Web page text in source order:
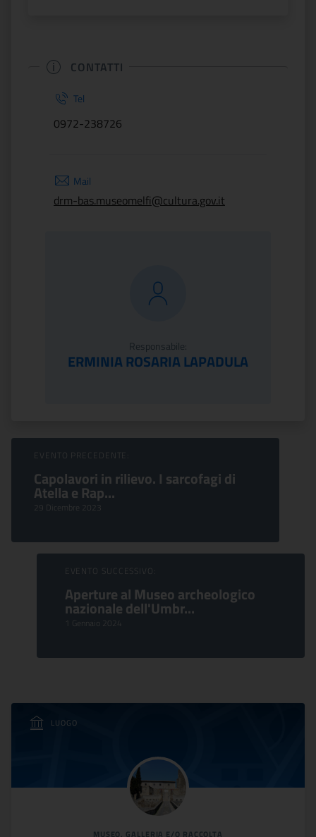
CONTATTI
Tel
0972-238726
Mail
drm-bas.museomelfi@cultura.gov.it
Responsabile:
ERMINIA ROSARIA LAPADULA
Sfoglia Eventi
EVENTO PRECEDENTE:
Capolavori in rilievo. I sarcofagi di
Atella e Rap...
29 Dicembre 2023
EVENTO SUCCESSIVO:
Aperture al Museo archeologico
nazionale dell'Umbr...
1 Gennaio 2024
LUOGO
MUSEO, GALLERIA E/O RACCOLTA